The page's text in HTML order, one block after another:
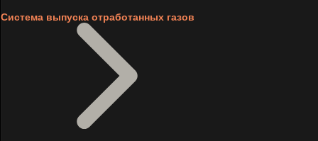
Система выпуска отработанных газов